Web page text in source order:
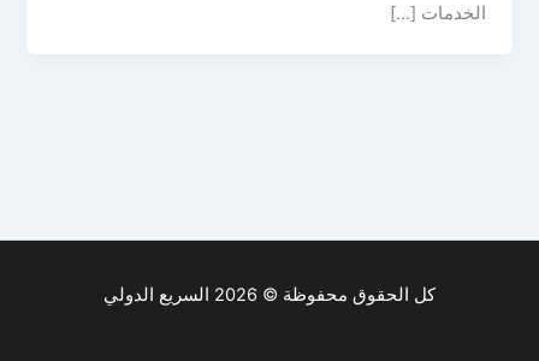
الخدمات […]
كل الحقوق محفوظة © 2026 السريع الدولي